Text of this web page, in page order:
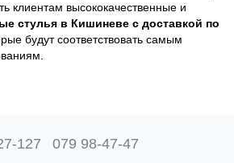
клиентам высококачественные и
стулья в Кишиневе с доставкой по
будут соответствовать самым
127 079 98-47-47